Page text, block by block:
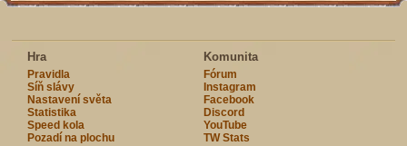
Hra
Pravidla
Síň slávy
Nastavení světa
Statistika
Speed kola
Pozadí na plochu
Komunita
Fórum
Instagram
Facebook
Discord
YouTube
TW Stats